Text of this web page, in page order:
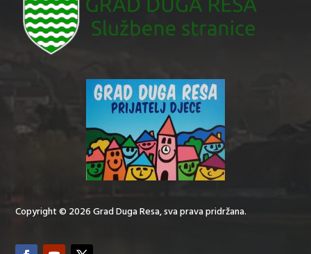
Copyright © 2026 Grad Duga Resa, sva prava pridržana.